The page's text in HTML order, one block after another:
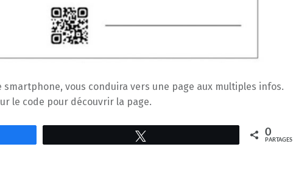
smartphone, vous conduira vers une page aux multiples infos.
le code pour découvrir la page.
0
PARTAGES